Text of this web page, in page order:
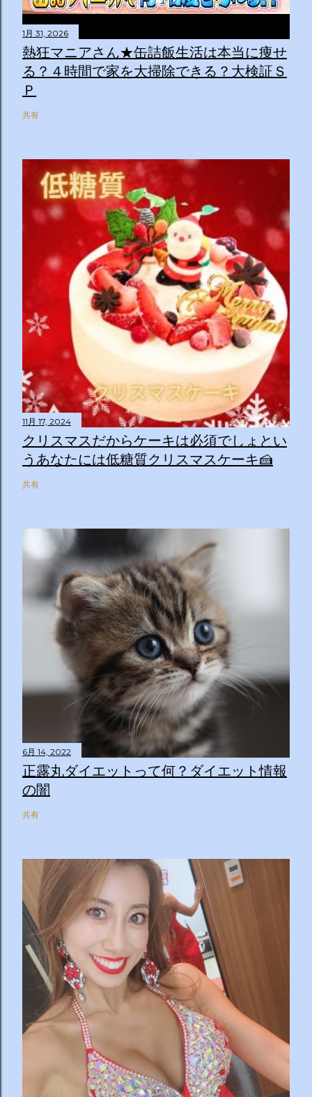
1月 31, 2026
熱狂マニアさん★缶詰飯生活は本当に痩せ
る？４時間で家を大掃除できる？大検証Ｓ
Ｐ
共有
11月 17, 2024
クリスマスだからケーキは必須でしょとい
うあなたには低糖質クリスマスケーキ🍰
共有
6月 14, 2022
正露丸ダイエットって何？ダイエット情報
の闇
共有